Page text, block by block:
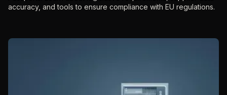
accuracy, and tools to ensure compliance with EU regulations.